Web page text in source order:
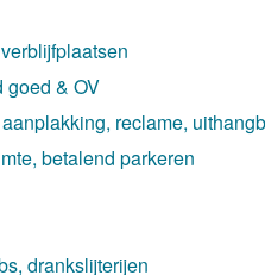
goed & OV
reclame,
betalend parkeren
drankslijterijen